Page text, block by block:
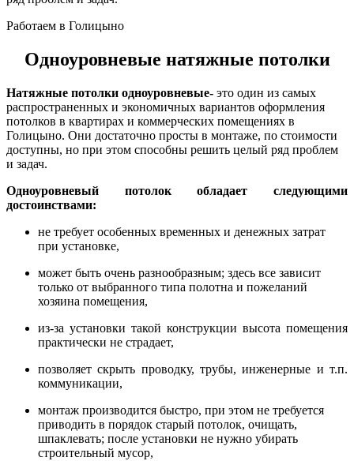
Работаем в Голицыно
Одноуровневые натяжные потолки
Натяжные потолки одноуровневые- это один из самых
распространенных и экономичных вариантов оформления
потолков в квартирах и коммерческих помещениях в
Голицыно. Они достаточно просты в монтаже, по стоимости
доступны, но при этом способны решить целый ряд проблем
и задач.
Одноуровневый потолок обладает следующими
достоинствами:
не требует особенных временных и денежных затрат
при установке,
может быть очень разнообразным; здесь все зависит
только от выбранного типа полотна и пожеланий
хозяина помещения,
из-за установки такой конструкции высота помещения
практически не страдает,
позволяет скрыть проводку, трубы, инженерные и т.п.
коммуникации,
монтаж производится быстро, при этом не требуется
приводить в порядок старый потолок, очищать,
шпаклевать; после установки не нужно убирать
строительный мусор,